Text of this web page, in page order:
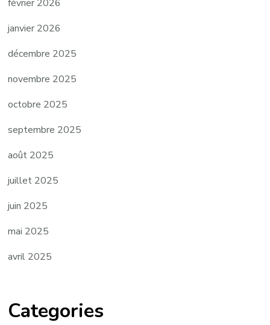
février 2026
janvier 2026
décembre 2025
novembre 2025
octobre 2025
septembre 2025
août 2025
juillet 2025
juin 2025
mai 2025
avril 2025
Categories